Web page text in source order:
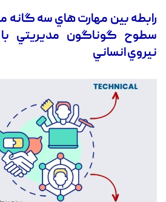
رابطه بين مهارت هاي سه گانه
سطوح گوناگون مديريتي با
نيروي انساني